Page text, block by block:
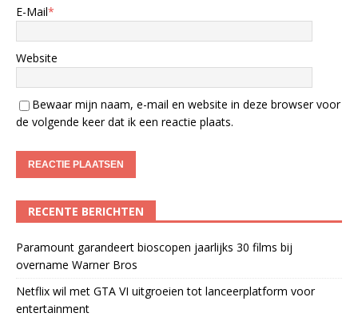
E-Mail*
Website
Bewaar mijn naam, e-mail en website in deze browser voor
de volgende keer dat ik een reactie plaats.
RECENTE BERICHTEN
Paramount garandeert bioscopen jaarlijks 30 films bij
overname Warner Bros
Netflix wil met GTA VI uitgroeien tot lanceerplatform voor
entertainment